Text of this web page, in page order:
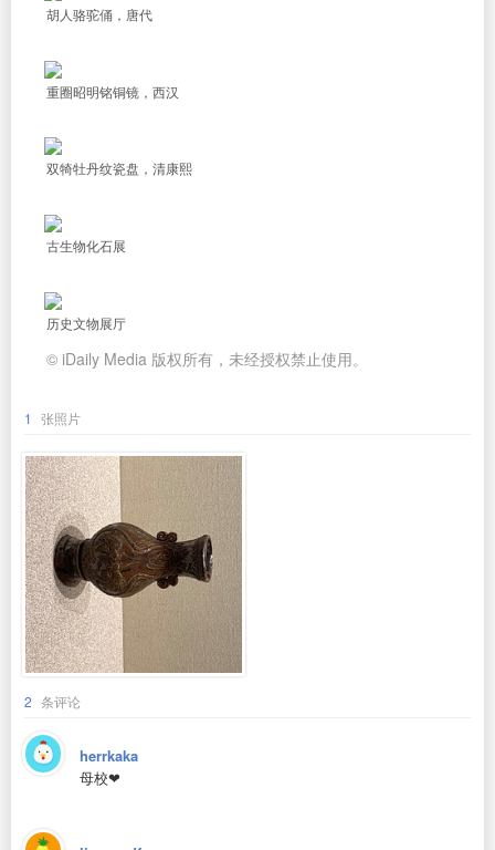
胡人骆驼俑，唐代
重圈昭明铭铜镜，西汉
双犄牡丹纹瓷盘，清康熙
古生物化石展
历史文物展厅
© iDaily Media 版权所有，未经授权禁止使用。
1 张照片
2 条评论
herrkaka
母校❤️